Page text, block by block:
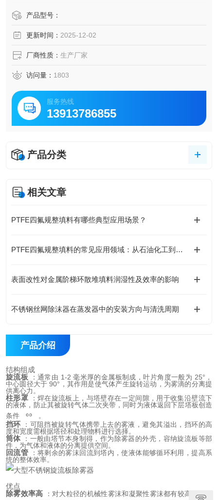
含有雾滴的气体进入旋流板除雾器后，沿着旋流板的导向叶
在离心力的作用下，雾滴被甩向旋流板的外缘，即筒体的内
而净化后的气体则从除雾器的顶部排出。
产品型号：
更新时间： 2025-12-02
厂商性质： 生产厂家
访问量： 1803
服务热线
13913786855
产品分类
相关文章
PTFE四氟规整填料有哪些典型应用场景？
PTFE四氟规整填料的常见应用领域：从石油化工到食品医药的广泛覆盖
表面改性对金属阶梯环散堆填料润湿性及效率的影响
不锈钢丝网除沫器在蒸发器中的安装方向与清洗周期
产品介绍
结构组成
旋流板 ：通常由 1-2 毫米厚的金属板制成，叶片角度一般为 25°，
中心圆径大于 90°，其作用是使气体产生旋转运动，为雾滴的分离提
供离心力。
柱形罩 ：焊在旋流板上，与塔壁存在一定间隙，用于收集沿壁流下
的液体，防止其被旋转气体二次夹带，同时为液体返回下层塔板创造
条件
。
挡环 ：可阻挡被旋转气体携带上去的雾液，避免其溢出，挡环的高
度和宽度需根据塔径和处理物料进行选择。
筒体 ：一般由塔节本身制得，作为除雾器的外壳，容纳旋流板等部
件，为气体和液体的分离提供空间。
回流管 ：将剩余的雾沫回流到塔内，使液体能够循环利用，提高系
统的整体效率。
优点
除雾效率高 ：对大粒径的机械性雾沫和凝聚性雾沫都有较高的分离